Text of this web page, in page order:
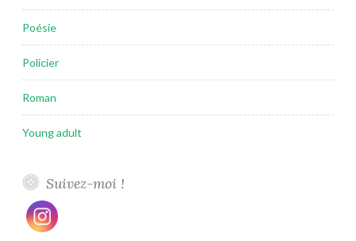
Poésie
Policier
Roman
Young adult
Suivez-moi !